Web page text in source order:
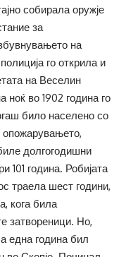
собирала оружје
за
на
го открила и
на Веселин
ноќ во 1902 година го
било населено со
долгогодишни
101 година. Робијата
траела шест години,
кога била
затвореници. Но,
една година бил